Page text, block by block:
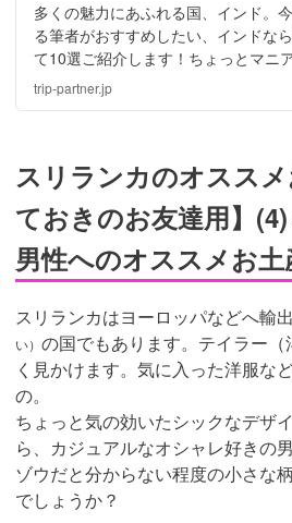
多くの魅力にあふれる国、インド。
る筆者がおすすめしたい、インドな
て10選ご紹介します！ちょっとマニ
ズから、スパイスや紅茶など、イン
土産にも最適です！
trip-partner.jp
スリランカのオスス
ておきのお友達用】
男性へのオススメお土
スリランカはヨーロッパなどへ輸
い） の国でもあります。テイラー（
く見かけます。気に入った洋服な
の。
ちょっと気の効いたシックなデザ
ら、カジュアルなオシャレ好きの
ゾウだと分からない程度の小さな
でしょうか？